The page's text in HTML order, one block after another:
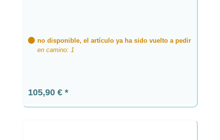
no disponible, el artículo ya ha sido vuelto a pedir
en camino: 1
Precio normal:
105,90 €